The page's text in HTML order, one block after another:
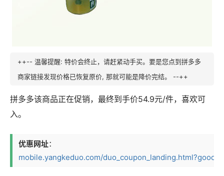
++-- 温馨提醒: 特价会终止，请赶紧动手买。要是您点到拼多多
商家链接发现价格已恢复原价, 那就可能是降价完结。 --++
拼多多该商品正在促销，最终到手价54.9元/件，喜欢可
入。
优惠网址：
mobile.yangkeduo.com/